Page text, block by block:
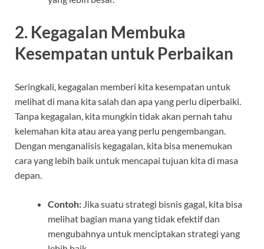
2. Kegagalan Membuka
Kesempatan untuk Perbaikan
Seringkali, kegagalan memberi kita kesempatan untuk
melihat di mana kita salah dan apa yang perlu diperbaiki.
Tanpa kegagalan, kita mungkin tidak akan pernah tahu
kelemahan kita atau area yang perlu pengembangan.
Dengan menganalisis kegagalan, kita bisa menemukan
cara yang lebih baik untuk mencapai tujuan kita di masa
depan.
Contoh: Jika suatu strategi bisnis gagal, kita bisa
melihat bagian mana yang tidak efektif dan
mengubahnya untuk menciptakan strategi yang